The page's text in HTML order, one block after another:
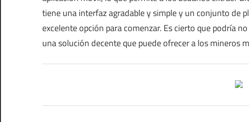
tiene una interfaz agradable y simple y un conjunto de
excelente opción para comenzar. Es cierto que podría
una solución decente que puede ofrecer a los mineros